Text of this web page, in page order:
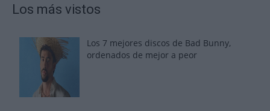
Los más vistos
Los 7 mejores discos de Bad Bunny,
ordenados de mejor a peor